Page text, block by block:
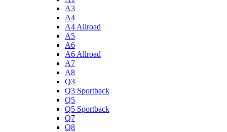
A3
A4
A4 Allroad
A5
A6
A6 Allroad
A7
A8
Q3
Q3 Sportback
Q5
Q5 Sportback
Q7
Q8